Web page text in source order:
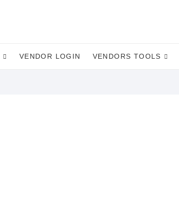
VENDOR LOGIN VENDORS TOOLS